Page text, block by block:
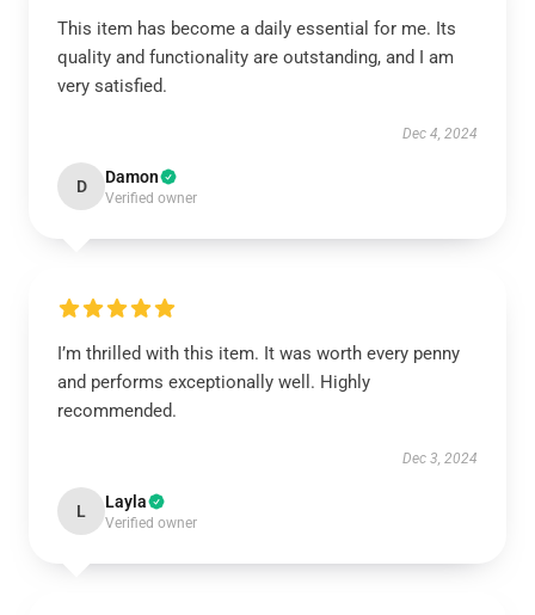
This item has become a daily essential for me. Its
quality and functionality are outstanding, and I am
very satisfied.
Dec 4, 2024
D Damon
Verified owner
I’m thrilled with this item. It was worth every penny
and performs exceptionally well. Highly
recommended.
Dec 3, 2024
L Layla
Verified owner